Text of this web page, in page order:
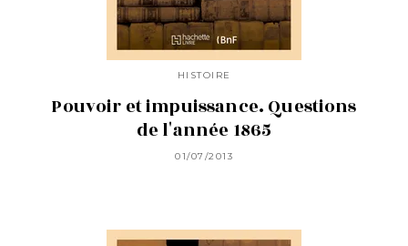
HISTOIRE
Pouvoir et impuissance. Questions
de l'année 1865
01/07/2013